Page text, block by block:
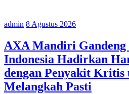
admin 8 Agustus 2026
AXA Mandiri
Indonesia Hadirkan
dengan Penyakit Kritis
Melangkah Pasti